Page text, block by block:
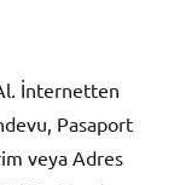
İnternetten
Pasaport
veya Adres